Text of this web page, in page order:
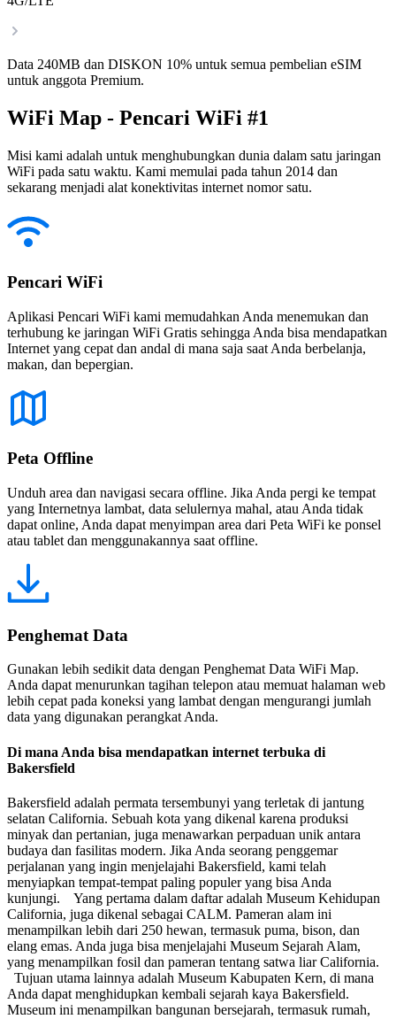
Data 240MB dan DISKON 10% untuk semua pembelian eSIM
untuk anggota Premium.
WiFi Map - Pencari WiFi #1
Misi kami adalah untuk menghubungkan dunia dalam satu jaringan
WiFi pada satu waktu. Kami memulai pada tahun 2014 dan
sekarang menjadi alat konektivitas internet nomor satu.
Pencari WiFi
Aplikasi Pencari WiFi kami memudahkan Anda menemukan dan
terhubung ke jaringan WiFi Gratis sehingga Anda bisa mendapatkan
Internet yang cepat dan andal di mana saja saat Anda berbelanja,
makan, dan bepergian.
Peta Offline
Unduh area dan navigasi secara offline. Jika Anda pergi ke tempat
yang Internetnya lambat, data selulernya mahal, atau Anda tidak
dapat online, Anda dapat menyimpan area dari Peta WiFi ke ponsel
atau tablet dan menggunakannya saat offline.
Penghemat Data
Gunakan lebih sedikit data dengan Penghemat Data WiFi Map.
Anda dapat menurunkan tagihan telepon atau memuat halaman web
lebih cepat pada koneksi yang lambat dengan mengurangi jumlah
data yang digunakan perangkat Anda.
Di mana Anda bisa mendapatkan internet terbuka di
Bakersfield
Bakersfield adalah permata tersembunyi yang terletak di jantung
selatan California. Sebuah kota yang dikenal karena produksi
minyak dan pertanian, juga menawarkan perpaduan unik antara
budaya dan fasilitas modern. Jika Anda seorang penggemar
perjalanan yang ingin menjelajahi Bakersfield, kami telah
menyiapkan tempat-tempat paling populer yang bisa Anda
kunjungi. Yang pertama dalam daftar adalah Museum Kehidupan
California, juga dikenal sebagai CALM. Pameran alam ini
menampilkan lebih dari 250 hewan, termasuk puma, bison, dan
elang emas. Anda juga bisa menjelajahi Museum Sejarah Alam,
yang menampilkan fosil dan pameran tentang satwa liar California.
Tujuan utama lainnya adalah Museum Kabupaten Kern, di mana
Anda dapat menghidupkan kembali sejarah kaya Bakersfield.
Museum ini menampilkan bangunan bersejarah, termasuk rumah,